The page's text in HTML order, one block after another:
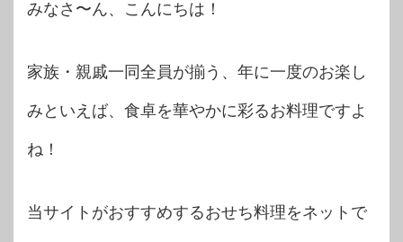
みなさ〜ん、こんにちは！
家族・親戚一同全員が揃う、年に一度のお楽し
みといえば、食卓を華やかに彩るお料理ですよ
ね！
当サイトがおすすめするおせち料理をネットで